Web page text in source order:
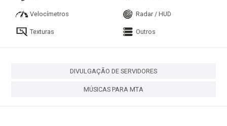
Velocímetros Radar / HUD
Texturas Outros
DIVULGAÇÃO DE SERVIDORES
MÚSICAS PARA MTA